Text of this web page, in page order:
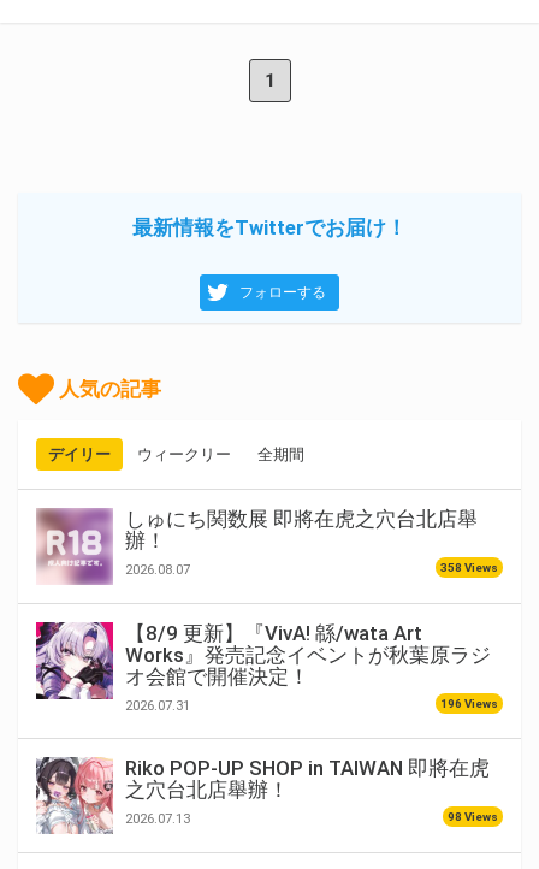
1
最新情報をTwitterでお届け！
フォローする
人気の記事
デイリー ウィークリー 全期間
しゅにち関数展 即將在虎之穴台北店舉
辦！
2026.08.07 358 Views
【8/9 更新】『VivA! 緜/wata Art
Works』発売記念イベントが秋葉原ラジ
オ会館で開催決定！
2026.07.31 196 Views
Riko POP-UP SHOP in TAIWAN 即將在虎
之穴台北店舉辦！
2026.07.13 98 Views